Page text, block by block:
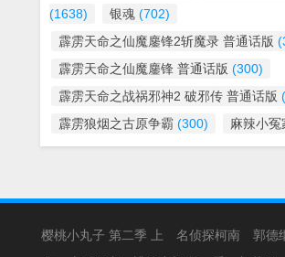
(1638)
银魂 (702)
霹雳天命之仙魔鏖锋2斩魔录 普通话版
霹雳天命之仙魔鏖锋 普通话版 (300)
霹雳天命之战祸邪神2 破邪传 普通话版
霹雳狼烟之古原争霸 (300) 麻辣小冤
樱桃小丸子 第二季 上 名侦探柯南
郭德